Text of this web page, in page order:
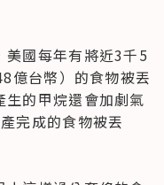
美國每年有將近3千5
億台幣）的食物被丟
的甲烷還會加劇氣
完成的食物被丟